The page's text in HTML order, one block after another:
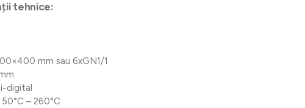
tehnice:
mm sau 6xGN1/1
digital
50°C – 260°C